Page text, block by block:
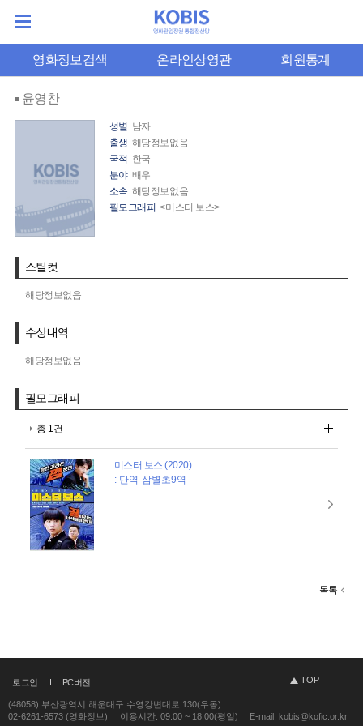
영화정보검색 온라인상영관 회원통계
윤영찬
성별 남자
출생 해당정보없음
국적 한국
분야 배우
소속 해당정보없음
필모그래피 <미스터 보스>
스틸컷
해당정보없음
수상내역
해당정보없음
필모그래피
총 1건
미스터 보스 (2020)
: 단역-삼별초9역
목록
로그인 PC버전 TOP
(48058) 부산광역시 해운대구 수영강변대로 130(우동)
02-6261-6573 (영화정보)
이용시간: 09:00 ~ 18:00(평일) E-mail: kobis@kofic.or.kr